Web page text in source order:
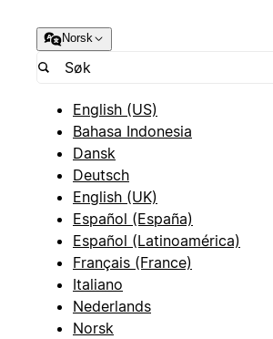
Norsk
English (US)
Bahasa Indonesia
Dansk
Deutsch
English (UK)
Español (España)
Español (Latinoamérica)
Français (France)
Italiano
Nederlands
Norsk